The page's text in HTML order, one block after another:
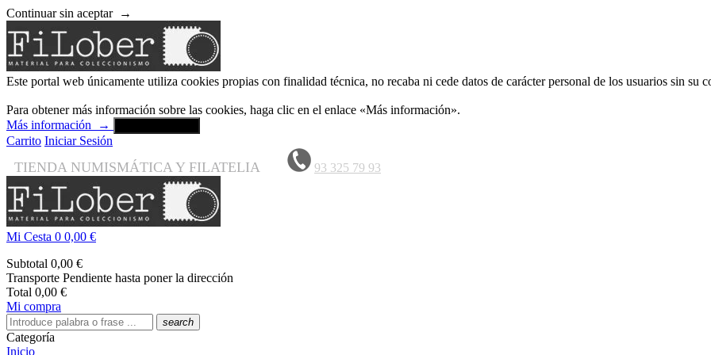
Continuar sin aceptar →
Este portal web únicamente utiliza cookies propias con finalidad técnica, no recaba ni cede datos de carácter personal de los usuarios sin su
Para obtener más información sobre las cookies, haga clic en el enlace «Más información».
Más información
→
Carrito Iniciar Sesión
TIENDA NUMISMÁTICA Y FILATELIA 93 325 79 93
Mi Cesta 0 0,00 €
Subtotal 0,00 €
Transporte Pendiente hasta poner la dirección
Total 0,00 €
Mi compra
search
Categoría
Inicio